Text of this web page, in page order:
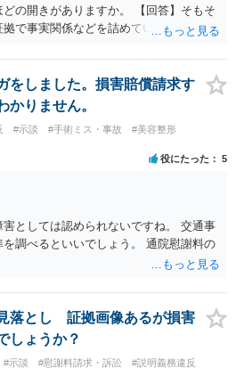
の開きがありますか。 【回答】そもそ
で事実関係などを詰めていないことが
をしました。損害賠償請求す
かりません。
#示談 #手術ミス・事故
#美容整形
役にたった 5
としては認められないですね。 交通事
調べるといいでしょう。 通院慰謝料の
落とし 証拠画像あるが損害
しょうか？
#示談 #慰謝料請求・訴訟
#説明義務違反